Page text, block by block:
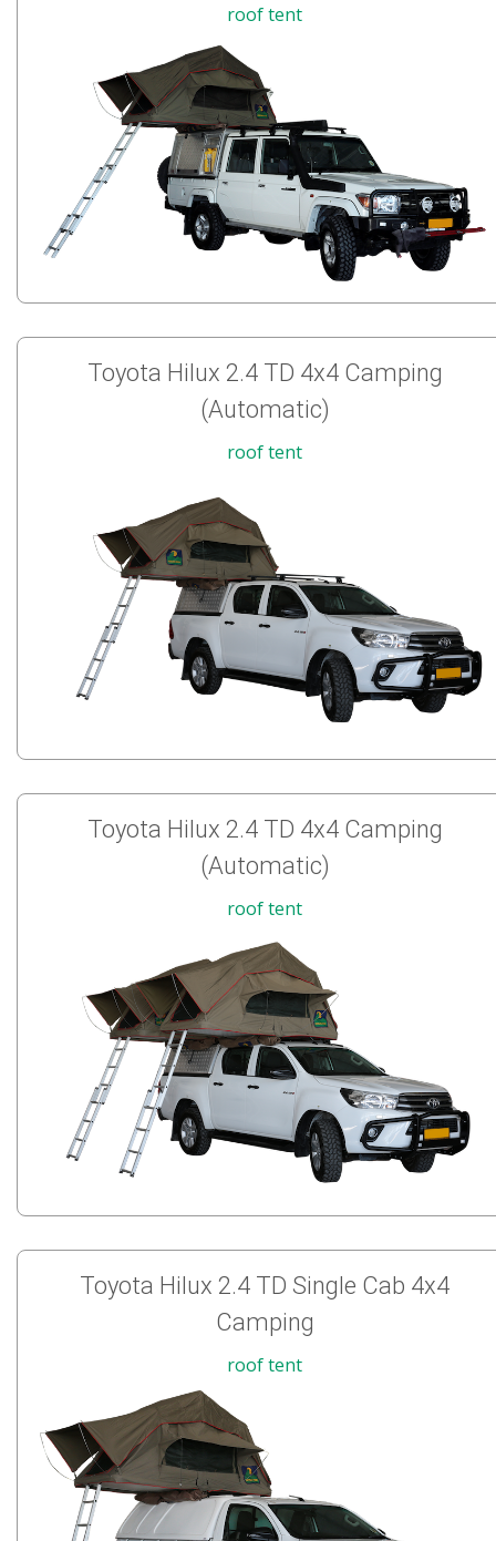
roof tent
Toyota Hilux 2.4 TD 4x4 Camping
(Automatic)
roof tent
Toyota Hilux 2.4 TD 4x4 Camping
(Automatic)
roof tent
Toyota Hilux 2.4 TD Single Cab 4x4
Camping
roof tent